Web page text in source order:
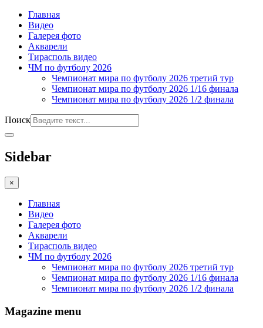
Главная
Видео
Галерея фото
Акварели
Тирасполь видео
ЧМ по футболу 2026
Чемпионат мира по футболу 2026 третий тур
Чемпионат мира по футболу 2026 1/16 финала
Чемпионат мира по футболу 2026 1/2 финала
Поиск
Sidebar
×
Главная
Видео
Галерея фото
Акварели
Тирасполь видео
ЧМ по футболу 2026
Чемпионат мира по футболу 2026 третий тур
Чемпионат мира по футболу 2026 1/16 финала
Чемпионат мира по футболу 2026 1/2 финала
Magazine menu